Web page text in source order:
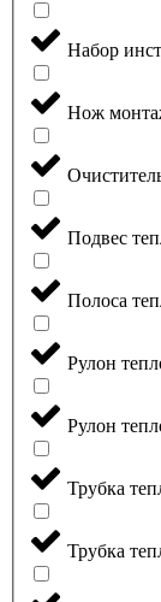
Набор
Нож
Подвес
Полоса
Рулон
Рулон
Трубка
Трубка